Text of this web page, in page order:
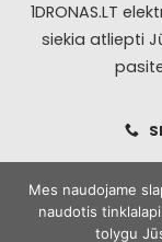
1DRONAS.LT
siekia atliepti
Mes naudojame
naudotis
tolygu